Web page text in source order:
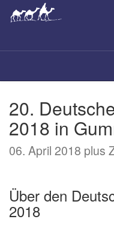
20.
2018 in
06. April 2018 plus
Über den
2018